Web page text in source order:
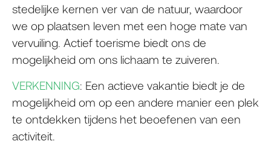
stedelijke kernen ver van de natuur, waardoor
we op plaatsen leven met een hoge mate van
vervuiling. Actief toerisme biedt ons de
mogelijkheid om ons lichaam te zuiveren.
VERKENNING: Een actieve vakantie biedt je de
mogelijkheid om op een andere manier een plek
te ontdekken tijdens het beoefenen van een
activiteit.